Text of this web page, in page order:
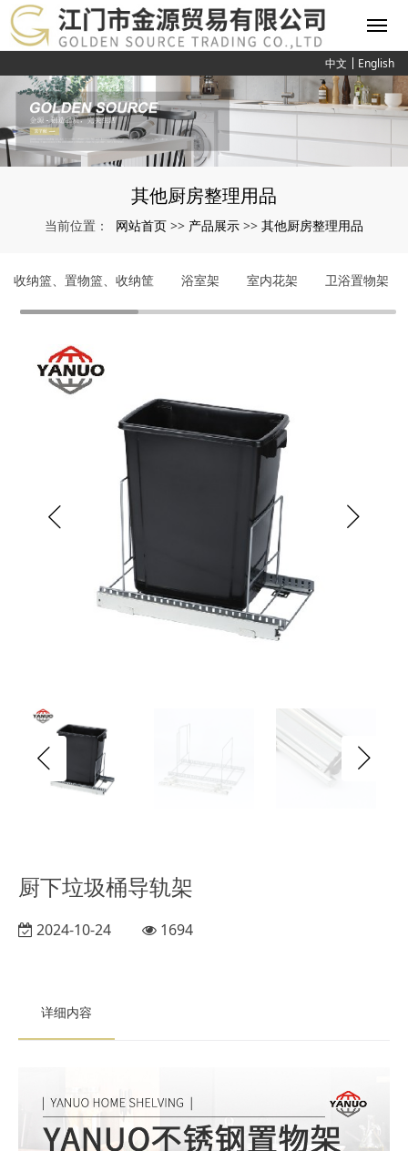
中文 English
其他厨房整理用品
当前位置： 网站首页 >> 产品展示 >> 其他厨房整理用品
收纳篮、置物篮、收纳筐 浴室架 室内花架 卫浴置物架
厨下垃圾桶导轨架
2024-10-24 1694
详细内容